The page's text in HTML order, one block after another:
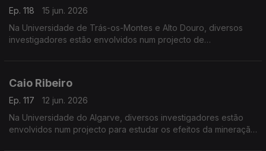
Ep. 118
15 jun. 2026
Na Universidade de Trás-os-Montes e Alto Douro, diversos
investigadores estão envolvidos num projecto de
Caio Ribeiro
Ep. 117
12 jun. 2026
Na Universidade do Algarve, diversos investigadores estão
envolvidos num projecto para estudar os efeitos da mineração